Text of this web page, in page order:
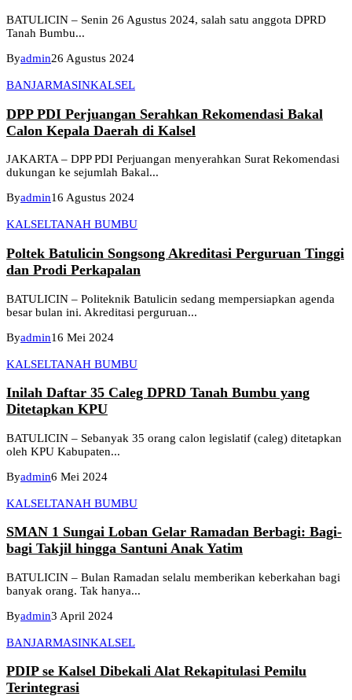
BATULICIN – Senin 26 Agustus 2024, salah satu anggota DPRD
Tanah Bumbu...
Byadmin26 Agustus 2024
BANJARMASINKALSEL
DPP PDI Perjuangan Serahkan Rekomendasi Bakal
Calon Kepala Daerah di Kalsel
JAKARTA – DPP PDI Perjuangan menyerahkan Surat Rekomendasi
dukungan ke sejumlah Bakal...
Byadmin16 Agustus 2024
KALSELTANAH BUMBU
Poltek Batulicin Songsong Akreditasi Perguruan Tinggi
dan Prodi Perkapalan
BATULICIN – Politeknik Batulicin sedang mempersiapkan agenda
besar bulan ini. Akreditasi perguruan...
Byadmin16 Mei 2024
KALSELTANAH BUMBU
Inilah Daftar 35 Caleg DPRD Tanah Bumbu yang
Ditetapkan KPU
BATULICIN – Sebanyak 35 orang calon legislatif (caleg) ditetapkan
oleh KPU Kabupaten...
Byadmin6 Mei 2024
KALSELTANAH BUMBU
SMAN 1 Sungai Loban Gelar Ramadan Berbagi: Bagi-
bagi Takjil hingga Santuni Anak Yatim
BATULICIN – Bulan Ramadan selalu memberikan keberkahan bagi
banyak orang. Tak hanya...
Byadmin3 April 2024
BANJARMASINKALSEL
PDIP se Kalsel Dibekali Alat Rekapitulasi Pemilu
Terintegrasi